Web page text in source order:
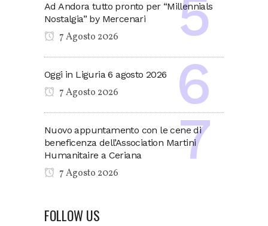
Ad Andora tutto pronto per “Millennials
Nostalgia” by Mercenari
7 Agosto 2026
Oggi in Liguria 6 agosto 2026
7 Agosto 2026
Nuovo appuntamento con le cene di
beneficenza dell’Association Martini
Humanitaire a Ceriana
7 Agosto 2026
FOLLOW US